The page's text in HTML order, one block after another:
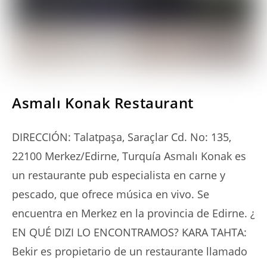
Asmalı Konak Restaurant
DIRECCIÓN: Talatpaşa, Saraçlar Cd. No: 135,
22100 Merkez/Edirne, Turquía Asmalı Konak es
un restaurante pub especialista en carne y
pescado, que ofrece música en vivo. Se
encuentra en Merkez en la provincia de Edirne. ¿
EN QUÉ DIZI LO ENCONTRAMOS? KARA TAHTA:
Bekir es propietario de un restaurante llamado